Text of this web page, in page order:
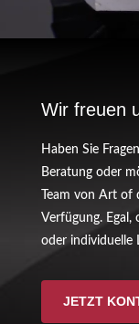
Wir freuen
Haben Sie
Beratung oder
Team von Art
Verfügung. Egal,
oder individuelle
JETZT